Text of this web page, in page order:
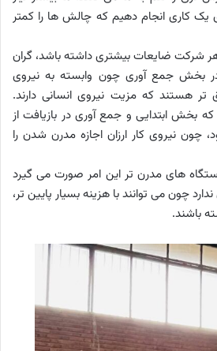
کاری انجام دهیم که چالش ها را کمتر
شرکت ضایعات بیشتری داشته باشد، گران
بخش جمع آوری چون وابسته به نیروی
هستند که مزیت نیروی انسانی دارند.
بخش ابتدایی و جمع آوری در بازیافت از
نیروی کار ارزان اجازه مدرن شدن را
های مدرن تر این امر صورت می گیرد
چون می توانند با هزینه بسیار پایین تر،
باشند.